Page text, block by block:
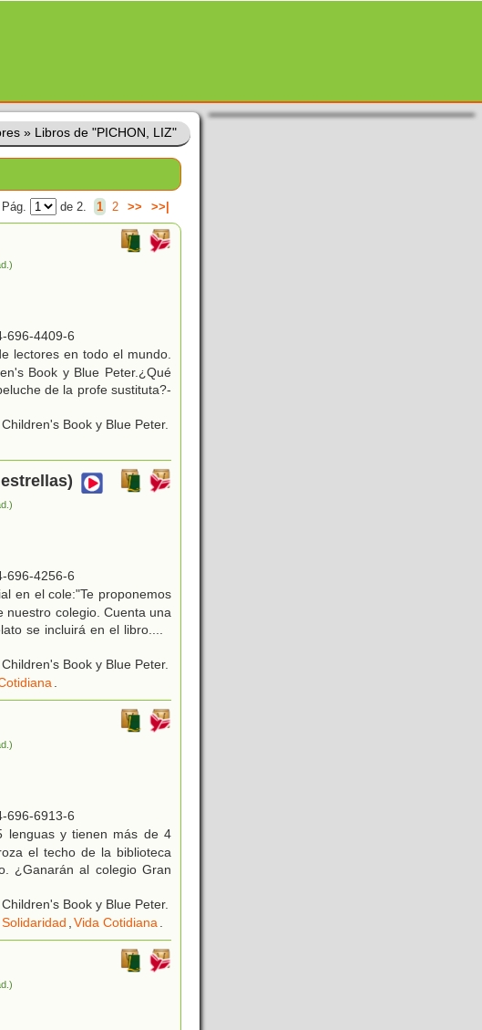
» Libros de "PICHON, LIZ"
Pág. de 2. 1 2 >> >>|
696-4409-6
lectores en todo el mundo.
Book y Blue Peter.¿Qué
de la profe sustituta?-
Book y Blue Peter.
696-4256-6
en el cole:"Te proponemos
nuestro colegio. Cuenta una
se incluirá en el libro....
Book y Blue Peter.
.
696-6913-6
lenguas y tienen más de 4
el techo de la biblioteca
¿Ganarán al colegio Gran
Book y Blue Peter.
Solidaridad ,Vida Cotidiana.